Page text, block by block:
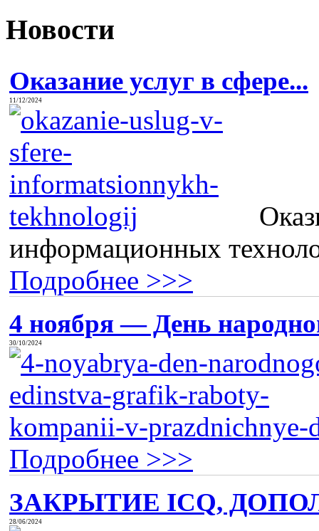
Новости
Оказание услуг в сфере...
11/12/2024
информационных
Подробнее >>>
4 ноября — День
30/10/2024
Подробнее >>>
ЗАКРЫТИЕ ICQ,
28/06/2024